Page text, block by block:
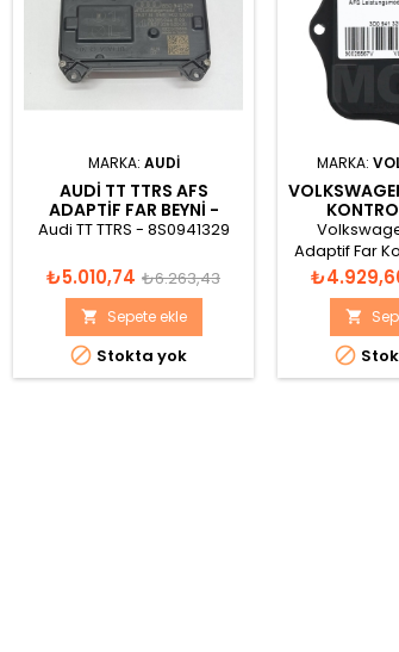
MARKA: AUDI
AUDI TT TTRS AFS
ADAPTIF FAR BEYNI -
8S0941329
Audi TT TTRS - 8S0941329
Fiyat
₺5.010,74 Normal
fiyat
₺6.263,43
 Sepete ekle
 Stokta yok
MARKA:
Adaptif Far
AFS
329 D - H04
Made in
Fiyat

